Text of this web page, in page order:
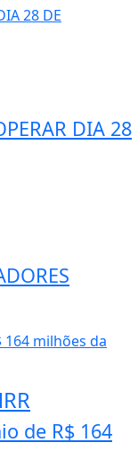
DIA 28
de R$ 164